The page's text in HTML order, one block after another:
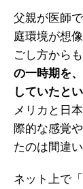
父親が医師
庭環境が想
ごし方から
の一時期を
していたと
メリカと日
際的な感覚
たのは間違
ネット上で